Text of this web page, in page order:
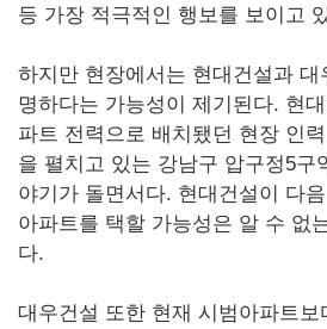
등 가장 적극적인 행보를 보이고
하지만 현장에서는 현대건설과
명하다는 가능성이 제기된다. 현
파트 전력으로 배치됐던 현장 인
을 펼치고 있는 강남구 압구정5구
야기가 돌면서다. 현대건설이 다
아파트를 택할 가능성은 알 수 없
다.
대우건설 또한 현재 시범아파트보